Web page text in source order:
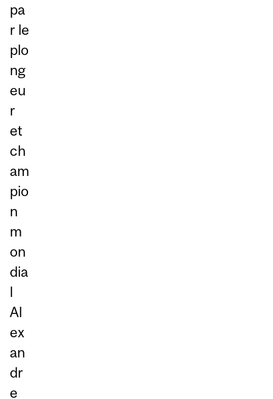
pa
r le
plo
ng
eu
r
et
ch
am
pio
n
m
on
dia
l
Al
ex
an
dr
e